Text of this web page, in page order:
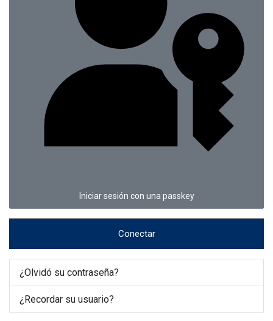
Iniciar sesión con una passkey
Conectar
¿Olvidó su contraseña?
¿Recordar su usuario?